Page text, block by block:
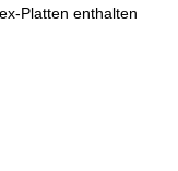
Platten enthalten